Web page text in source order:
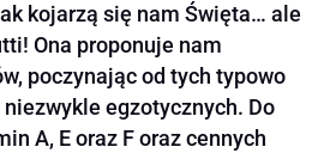
kojarzą się nam Święta… ale
Ona proponuje nam
poczynając od tych typowo
egzotycznych. Do
A, E oraz F oraz cennych